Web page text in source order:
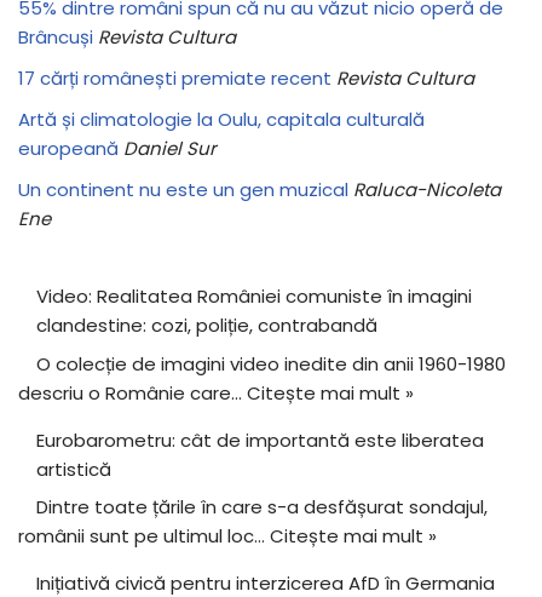
55% dintre români spun că nu au văzut nicio operă de
Brâncuși Revista Cultura
17 cărți românești premiate recent Revista Cultura
Artă și climatologie la Oulu, capitala culturală
europeană Daniel Sur
Un continent nu este un gen muzical Raluca-Nicoleta
Ene
Video: Realitatea României comuniste în imagini
clandestine: cozi, poliție, contrabandă
O colecție de imagini video inedite din anii 1960-1980
descriu o Românie care… Citește mai mult »
Eurobarometru: cât de importantă este liberatea
artistică
Dintre toate țările în care s-a desfășurat sondajul,
românii sunt pe ultimul loc… Citește mai mult »
Inițiativă civică pentru interzicerea AfD în Germania